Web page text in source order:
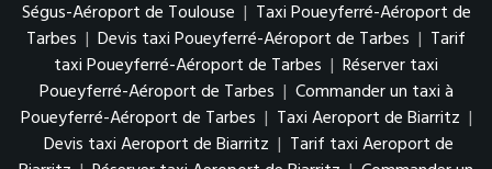
Ségus-Aéroport de Toulouse | Taxi Poueyferré-Aéroport de
Tarbes | Devis taxi Poueyferré-Aéroport de Tarbes | Tarif
taxi Poueyferré-Aéroport de Tarbes | Réserver taxi
Poueyferré-Aéroport de Tarbes | Commander un taxi à
Poueyferré-Aéroport de Tarbes | Taxi Aeroport de Biarritz |
Devis taxi Aeroport de Biarritz | Tarif taxi Aeroport de